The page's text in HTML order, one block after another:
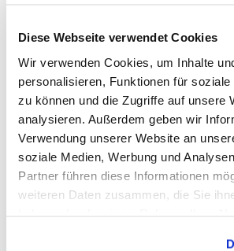
Diese Webseite verwendet Cookies
Wir verwenden Cookies, um Inhalte
personalisieren, Funktionen für soziale
zu können und die Zugriffe auf unsere
analysieren. Außerdem geben wir
Verwendung unserer Website an
soziale Medien, Werbung und
Partner führen diese Informationen
weiteren Daten zusammen, die Sie
Hubertus Reither
Antwort von Hubertus Reither am
Sehr geehrte Annett,
die von Ihnen angesprochenen Details
Schultka von der Seeklinik Zechlin
Tel.Nr.:033923/89-305 zu erfragen.Alles
H.Reither CA,Feldbergklinik St.Blasien